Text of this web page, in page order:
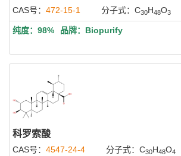
CAS号： 472-15-1 分子式：C30H48O3
纯度：98% 品牌：Biopurify
科罗索酸
CAS号： 4547-24-4 分子式：C30H48O4